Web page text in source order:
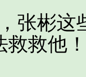
彬这
救救他